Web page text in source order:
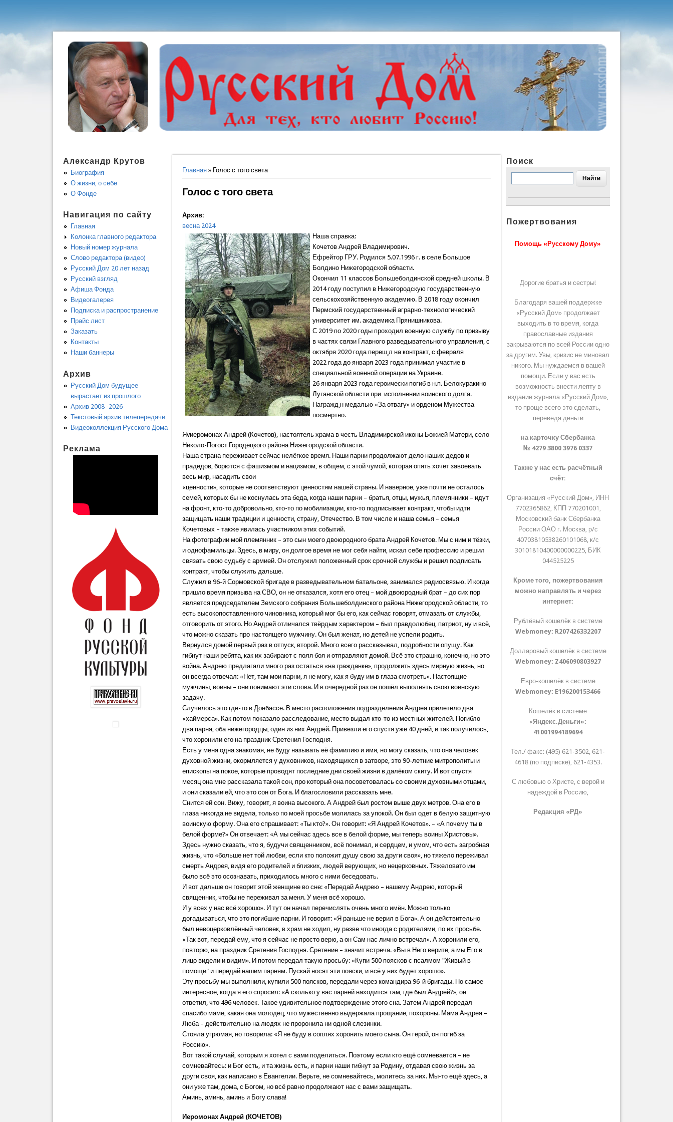
Вы здесь
Главная » Голос с того света
Голос с того света
Архив:
весна 2024
Наша справка:
Кочетов Андрей Владимирович.
Ефрейтор ГРУ. Родился 5.07.1996 г. в селе Большое
Болдино Нижегородской области.
Окончил 11 классов Большеболдинской средней школы. В
2014 году поступил в Нижегородскую государственную
сельскохозяйственную академию. В 2018 году окончил
Пермский государственный аграрно-технологический
университет им. академика Прянишникова.
С 2019 по 2020 годы проходил военную службу по призыву
в частях связи Главного разведывательного управления, с
октября 2020 года переш¸л на контракт, с февраля
2022 года до января 2023 года принимал участие в
специальной военной операции на Украине.
26 января 2023 года героически погиб в н.п. Белокуракино
Луганской области при исполнении воинского долга.
Награжд¸н медалью «За отвагу» и орденом Мужества
посмертно.
Яvиеромонах Андрей (Кочетов), настоятель храма в честь Владимирской иконы Божией Матери, село
Николо-Погост Городецкого района Нижегородской области.
Наша страна переживает сейчас нелёгкое время. Наши парни продолжают дело наших дедов и
прадедов, борются с фашизмом и нацизмом, в общем, с этой чумой, которая опять хочет завоевать
весь мир, насадить свои
«ценности», которые не соответствуют ценностям нашей страны. И наверное, уже почти не осталось
семей, которых бы не коснулась эта беда, когда наши парни – братья, отцы, мужья, племянники – идут
на фронт, кто-то добровольно, кто-то по мобилизации, кто-то подписывает контракт, чтобы идти
защищать наши традиции и ценности, страну, Отечество. В том числе и наша семья – семья
Кочетовых – также явилась участником этих событий.
На фотографии мой племянник – это сын моего двоюродного брата Андрей Кочетов. Мы с ним и тёзки,
и однофамильцы. Здесь, в миру, он долгое время не мог себя найти, искал себе профессию и решил
связать свою судьбу с армией. Он отслужил положенный срок срочной службы и решил подписать
контракт, чтобы служить дальше.
Служил в 96-й Сормовской бригаде в разведывательном батальоне, занимался радиосвязью. И когда
пришло время призыва на СВО, он не отказался, хотя его отец – мой двоюродный брат – до сих пор
является председателем Земского собрания Большеболдинского района Нижегородской области, то
есть высокопоставленного чиновника, который мог бы его, как сейчас говорят, отмазать от службы,
отговорить от этого. Но Андрей отличался твёрдым характером – был правдолюбец, патриот, ну и всё,
что можно сказать про настоящего мужчину. Он был женат, но детей не успели родить.
Вернулся домой первый раз в отпуск, второй. Много всего рассказывал, подробности опущу. Как
гибнут наши ребята, как их забирают с поля боя и отправляют домой. Всё это страшно, конечно, но это
война. Андрею предлагали много раз остаться «на гражданке», продолжить здесь мирную жизнь, но
он всегда отвечал: «Нет, там мои парни, я не могу, как я буду им в глаза смотреть». Настоящие
мужчины, воины – они понимают эти слова. И в очередной раз он пошёл выполнять свою воинскую
задачу.
Случилось это где-то в Донбассе. В место расположения подразделения Андрея прилетело два
«хаймерса». Как потом показало расследование, место выдал кто-то из местных жителей. Погибло
два парня, оба нижегородцы, один из них Андрей. Привезли его спустя уже 40 дней, и так получилось,
что хоронили его на праздник Сретения Господня.
Есть у меня одна знакомая, не буду называть её фамилию и имя, но могу сказать, что она человек
духовной жизни, окормляется у духовников, находящихся в затворе, это 90-летние митрополиты и
епископы на покое, которые проводят последние дни своей жизни в далёком скиту. И вот спустя
месяц она мне рассказала такой сон, про который она посоветовалась со своими духовными отцами,
и они сказали ей, что это сон от Бога. И благословили рассказать мне.
Снится ей сон. Вижу, говорит, я воина высокого. А Андрей был ростом выше двух метров. Она его в
глаза никогда не видела, только по моей просьбе молилась за упокой. Он был одет в белую защитную
воинскую форму. Она его спрашивает: «Ты кто?». Он говорит: «Я Андрей Кочетов». – «А почему ты в
белой форме?» Он отвечает: «А мы сейчас здесь все в белой форме, мы теперь воины Христовы».
Здесь нужно сказать, что я, будучи священником, всё понимал, и сердцем, и умом, что есть загробная
жизнь, что «больше нет той любви, если кто положит душу свою за други своя», но тяжело переживал
смерть Андрея, видя его родителей и близких, людей верующих, но нецерковных. Тяжеловато им
было всё это осознавать, приходилось много с ними беседовать.
И вот дальше он говорит этой женщине во сне: «Передай Андрею – нашему Андрею, который
священник, чтобы не переживал за меня. У меня всё хорошо.
И у всех у нас всё хорошо». И тут он начал перечислять очень много имён. Можно только
догадываться, что это погибшие парни. И говорит: «Я раньше не верил в Бога». А он действительно
был невоцерковлённый человек, в храм не ходил, ну разве что иногда с родителями, по их просьбе.
«Так вот, передай ему, что я сейчас не просто верю, а он Сам нас лично встречал». А хоронили его,
повторю, на праздник Сретения Господня. Сретение – значит встреча. «Вы в Него верите, а мы Его в
лицо видели и видим». И потом передал такую просьбу: «Купи 500 поясков с псалмом "Живый в
помощи" и передай нашим парням. Пускай носят эти пояски, и всё у них будет хорошо».
Эту просьбу мы выполнили, купили 500 поясков, передали через командира 96-й бригады. Но самое
интересное, когда я его спросил: «А сколько у вас парней находится там, где был Андрей?», он
ответил, что 496 человек. Такое удивительное подтверждение этого сна. Затем Андрей передал
спасибо маме, какая она молодец, что мужественно выдержала прощание, похороны. Мама Андрея –
Люба – действительно на людях не проронила ни одной слезинки.
Стояла угрюмая, но говорила: «Я не буду в соплях хоронить моего сына. Он герой, он погиб за
Россию».
Вот такой случай, которым я хотел с вами поделиться. Поэтому если кто ещё сомневается – не
сомневайтесь: и Бог есть, и та жизнь есть, и парни наши гибнут за Родину, отдавая свою жизнь за
други своя, как написано в Евангелии. Верьте, не сомневайтесь, молитесь за них. Мы-то ещё здесь, а
они уже там, дома, с Богом, но всё равно продолжают нас с вами защищать.
Аминь, аминь, аминь и Богу слава!
Иеромонах Андрей (КОЧЕТОВ)
Александр Крутов
Биография
О жизни, о себе
О Фонде
Навигация по сайту
Главная
Колонка главного редактора
Новый номер журнала
Слово редактора (видео)
Русский Дом 20 лет назад
Русский взгляд
Афиша Фонда
Видеогалерея
Подписка и распространение
Прайс лист
Заказать
Контакты
Наши баннеры
Архив
Русский Дом будущее
вырастает из прошлого
Архив 2008 -2026
Текстовый архив телепередачи
Видеоколлекция Русского Дома
Реклама
Поиск
Пожертвования
Помощь «Русскому Дому»
Дорогие братья и сестры!
Благодаря вашей поддержке
«Русский Дом» продолжает
выходить в то время, когда
православные издания
закрываются по всей России одно
за другим. Увы, кризис не миновал
никого. Мы нуждаемся в вашей
помощи. Если у вас есть
возможность внести лепту в
издание журнала «Русский Дом»,
то проще всего это сделать,
переведя деньги
на карточку Сбербанка
№ 4279 3800 3976 0337
Также у нас есть расчётный
счёт:
Организация «Русский Дом», ИНН
7702365862, КПП 770201001,
Московский банк Сбербанка
России ОАО г. Москва, р/с
40703810538260101068, к/с
30101810400000000225, БИК
044525225
Кроме того, пожертвования
можно направлять и через
интернет:
Рублёвый кошелёк в системе
Webmoney: R207426332207
Долларовый кошелёк в системе
Webmoney: Z406090803927
Евро-кошелёк в системе
Webmoney: E196200153466
Кошелёк в системе
«Яндекс.Деньги»:
41001994189694
Тел./ факс: (495) 621-3502, 621-
4618 (по подписке), 621-4353.
С любовью о Христе, с верой и
надеждой в Россию,
Редакция «РД»